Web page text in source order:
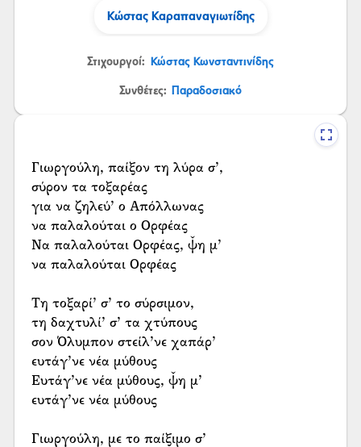
Κώστας Καραπαναγιωτίδης
Στιχουργοί: Κώστας Κωνσταντινίδης
Συνθέτες: Παραδοσιακό
Γιωργούλη, παίξον τη λύρα σ’,
σύρον τα τοξαρέας
για να ζηλεύ’ ο Απόλλωνας
να παλαλούται ο Ορφέας
Να παλαλούται Ορφέας, ψ̌η μ’
να παλαλούται Ορφέας
Τη τοξαρί’ σ’ το σύρσιμον,
τη δαχτυλί’ σ’ τα χτύπους
σον Όλυμπον στείλ’νε χαπάρ’
ευτάγ’νε νέα μύθους
Ευτάγ’νε νέα μύθους, ψ̌η μ’
ευτάγ’νε νέα μύθους
Γιωργούλη, με το παίξιμο σ’